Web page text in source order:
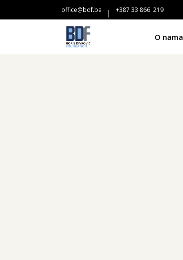
office@bdf.ba +387 33 866 219
O nama